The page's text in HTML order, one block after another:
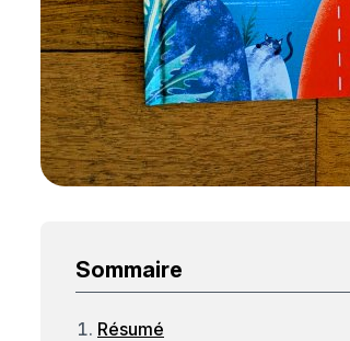
Sommaire
Résumé